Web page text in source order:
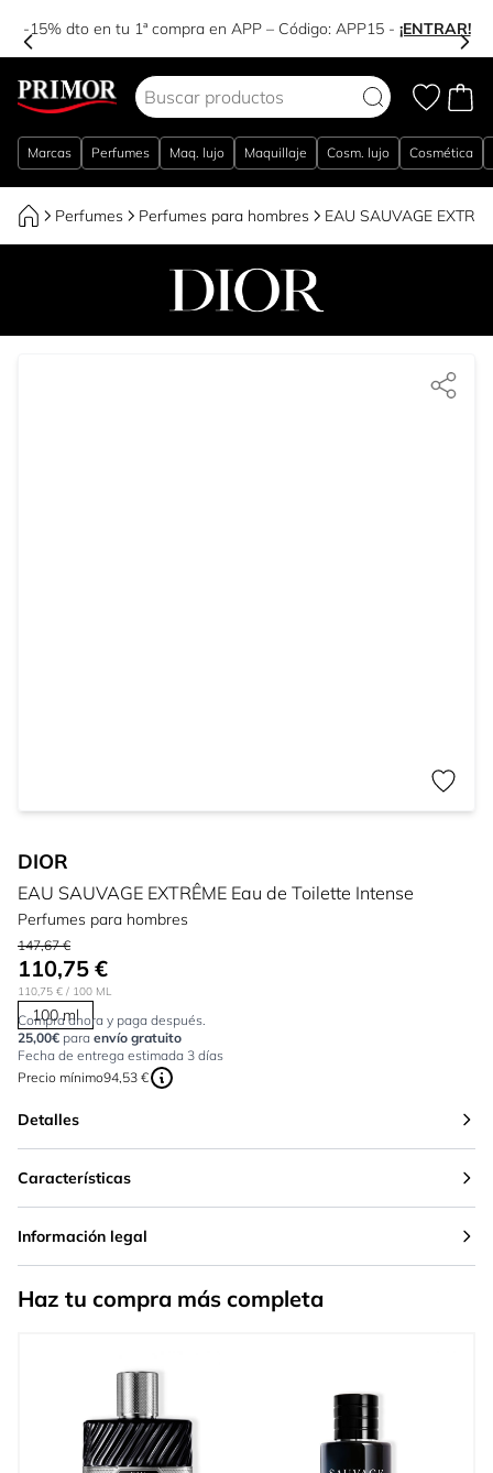
-15% dto en tu 1ª compra en APP – Código: APP15- ¡ENTRAR!
Marcas Perfumes Maq. lujo Maquillaje Cosm. lujo Cosmética
Perfumes Perfumes para hombres EAU SAUVAGE
DIOR
EAU SAUVAGE EXTRÊME Eau de Toilette Intense
Perfumes para hombres
147,67 €
110,75 €
110,75 € / 100 ML
100 ml
Compra ahora y paga después.
25,00€ para envío gratuito
Fecha de entrega estimada 3 días
Precio mínimo94,53 €
Detalles
Características
Información legal
Haz tu compra más completa